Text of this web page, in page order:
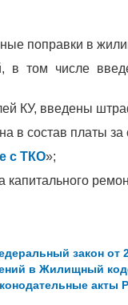
поправки в
том числе
КУ, введены
в состав платы
с ТКО»;
закон от
в Жилищный
акты